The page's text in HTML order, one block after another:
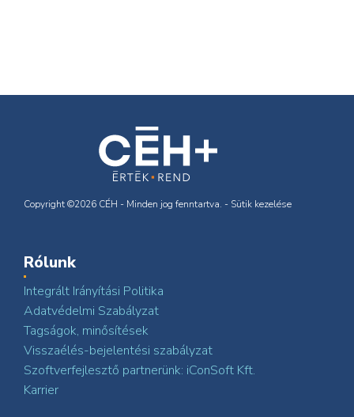
Copyright ©2026 CÉH - Minden jog fenntartva. - Sütik kezelése
Rólunk
Integrált Irányítási Politika
Adatvédelmi Szabályzat
Tagságok, minősítések
Visszaélés-bejelentési szabályzat
Szoftverfejlesztő partnerünk: iConSoft Kft.
Karrier